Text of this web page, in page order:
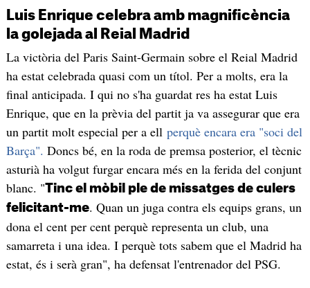
Luis Enrique celebra amb magnificència
la golejada al Reial Madrid
La victòria del Paris Saint-Germain sobre el Reial Madrid
ha estat celebrada quasi com un títol. Per a molts, era la
final anticipada. I qui no s'ha guardat res ha estat Luis
Enrique, que en la prèvia del partit ja va assegurar que era
un partit molt especial per a ell perquè encara era "soci del
Barça". Doncs bé, en la roda de premsa posterior, el tècnic
asturià ha volgut furgar encara més en la ferida del conjunt
blanc. "Tinc el mòbil ple de missatges de culers
felicitant-me. Quan un juga contra els equips grans, un
dona el cent per cent perquè representa un club, una
samarreta i una idea. I perquè tots sabem que el Madrid ha
estat, és i serà gran", ha defensat l'entrenador del PSG.